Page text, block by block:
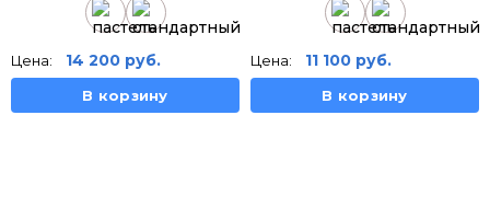
Цена: 14 200 руб.
В корзину
Цена: 11 100 руб.
В корзину